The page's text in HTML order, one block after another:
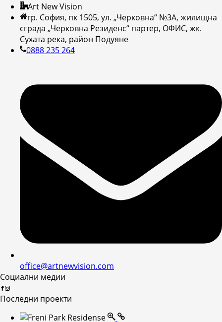
Art New Vision
гр. София, пк 1505, ул. „Черковна“ №3А, жилищна
сграда „Черковна Резиденс“ партер, ОФИС, жк.
Сухата река, район Подуяне
0888 235 264
office@artnewvision.com
Социални медии
Последни проекти